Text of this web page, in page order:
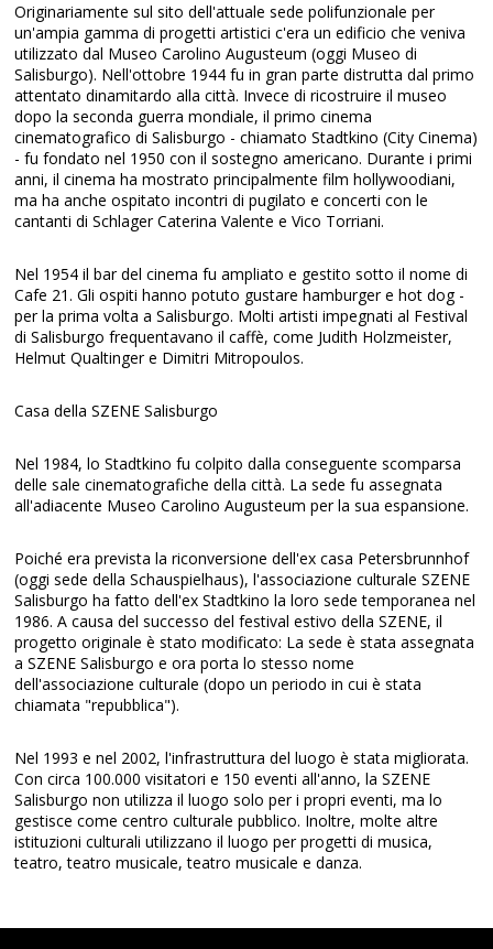
Originariamente sul sito dell'attuale sede polifunzionale per
un'ampia gamma di progetti artistici c'era un edificio che veniva
utilizzato dal Museo Carolino Augusteum (oggi Museo di
Salisburgo). Nell'ottobre 1944 fu in gran parte distrutta dal primo
attentato dinamitardo alla città. Invece di ricostruire il museo
dopo la seconda guerra mondiale, il primo cinema
cinematografico di Salisburgo - chiamato Stadtkino (City Cinema)
- fu fondato nel 1950 con il sostegno americano. Durante i primi
anni, il cinema ha mostrato principalmente film hollywoodiani,
ma ha anche ospitato incontri di pugilato e concerti con le
cantanti di Schlager Caterina Valente e Vico Torriani.
Nel 1954 il bar del cinema fu ampliato e gestito sotto il nome di
Cafe 21. Gli ospiti hanno potuto gustare hamburger e hot dog -
per la prima volta a Salisburgo. Molti artisti impegnati al Festival
di Salisburgo frequentavano il caffè, come Judith Holzmeister,
Helmut Qualtinger e Dimitri Mitropoulos.
Casa della SZENE Salisburgo
Nel 1984, lo Stadtkino fu colpito dalla conseguente scomparsa
delle sale cinematografiche della città. La sede fu assegnata
all'adiacente Museo Carolino Augusteum per la sua espansione.
Poiché era prevista la riconversione dell'ex casa Petersbrunnhof
(oggi sede della Schauspielhaus), l'associazione culturale SZENE
Salisburgo ha fatto dell'ex Stadtkino la loro sede temporanea nel
1986. A causa del successo del festival estivo della SZENE, il
progetto originale è stato modificato: La sede è stata assegnata
a SZENE Salisburgo e ora porta lo stesso nome
dell'associazione culturale (dopo un periodo in cui è stata
chiamata "repubblica").
Nel 1993 e nel 2002, l'infrastruttura del luogo è stata migliorata.
Con circa 100.000 visitatori e 150 eventi all'anno, la SZENE
Salisburgo non utilizza il luogo solo per i propri eventi, ma lo
gestisce come centro culturale pubblico. Inoltre, molte altre
istituzioni culturali utilizzano il luogo per progetti di musica,
teatro, teatro musicale, teatro musicale e danza.